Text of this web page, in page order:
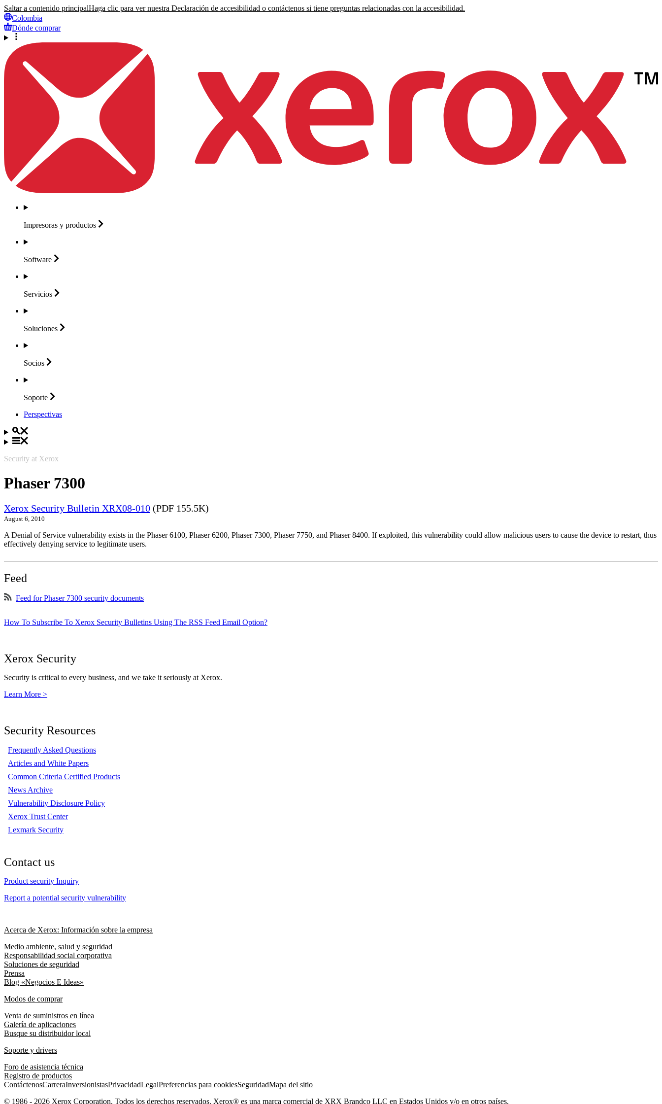
Saltar a contenido principalHaga clic para ver nuestra Declaración de accesibilidad o contáctenos si tiene preguntas relacionadas con la accesibilidad.
Colombia
Dónde comprar
Impresoras y productos
Software
Servicios
Soluciones
Socios
Soporte
Perspectivas
Security at Xerox
Phaser 7300
Xerox Security Bulletin XRX08-010 (PDF 155.5K)
August 6, 2010
A Denial of Service vulnerability exists in the Phaser 6100, Phaser 6200, Phaser 7300, Phaser 7750, and Phaser 8400. If exploited, this vulnerability could allow malicious users to cause the device to restart, thus
effectively denying service to legitimate users.
Feed
Feed for Phaser 7300 security documents
How To Subscribe To Xerox Security Bulletins Using The RSS Feed Email Option?
Xerox Security
Security is critical to every business, and we take it seriously at Xerox.
Learn More >
Security Resources
Frequently Asked Questions
Articles and White Papers
Common Criteria Certified Products
News Archive
Vulnerability Disclosure Policy
Xerox Trust Center
Lexmark Security
Contact us
Product security Inquiry
Report a potential security vulnerability
Acerca de Xerox: Información sobre la empresa
Medio ambiente, salud y seguridad
Responsabilidad social corporativa
Soluciones de seguridad
Prensa
Blog «Negocios E Ideas»
Modos de comprar
Venta de suministros en línea
Galería de aplicaciones
Busque su distribuidor local
Soporte y drivers
Foro de asistencia técnica
Registro de productos
ContáctenosCarreraInversionistasPrivacidadLegalPreferencias para cookiesSeguridadMapa del sitio
© 1986 - 2026 Xerox Corporation. Todos los derechos reservados. Xerox® es una marca comercial de XRX Brandco LLC en Estados Unidos y/o en otros países.